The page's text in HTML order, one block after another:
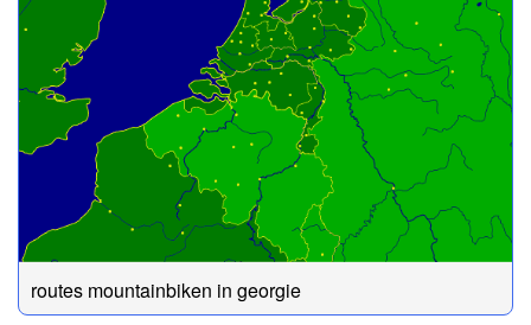
routes mountainbiken in georgie